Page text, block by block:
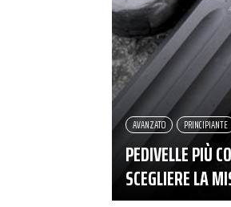
AVANZATO PRINCIPIANTE
PEDIVELLE PIÙ
SCEGLIERE LA